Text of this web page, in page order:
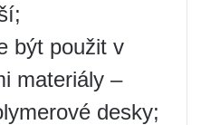
být použit v
materiály –
desky;